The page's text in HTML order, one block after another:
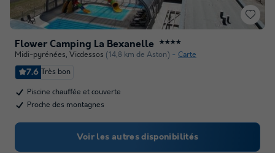
Flower Camping La Bexanelle ★★★★
Midi-pyrénées, Vicdessos (14,8 km de Aston) Carte
7.6 Très bon
Piscine chauffée et couverte
Proche des montagnes
Voir les autres disponibilités